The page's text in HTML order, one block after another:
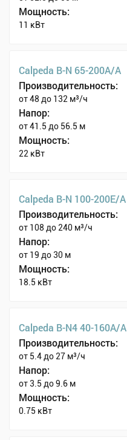
Мощность:
11 кВт
Calpeda B-N 65-200A/A
Производительность:
от 48 до 132 м³/ч
Напор:
от 41.5 до 56.5 м
Мощность:
22 кВт
Calpeda B-N 100-200E/A
Производительность:
от 108 до 240 м³/ч
Напор:
от 19 до 30 м
Мощность:
18.5 кВт
Calpeda B-N4 40-160A/A
Производительность:
от 5.4 до 27 м³/ч
Напор:
от 3.5 до 9.6 м
Мощность:
0.75 кВт